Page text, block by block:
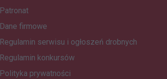
Patronat
Dane firmowe
Regulamin serwisu i ogłoszeń drobnych
Regulamin konkursów
Polityka prywatności